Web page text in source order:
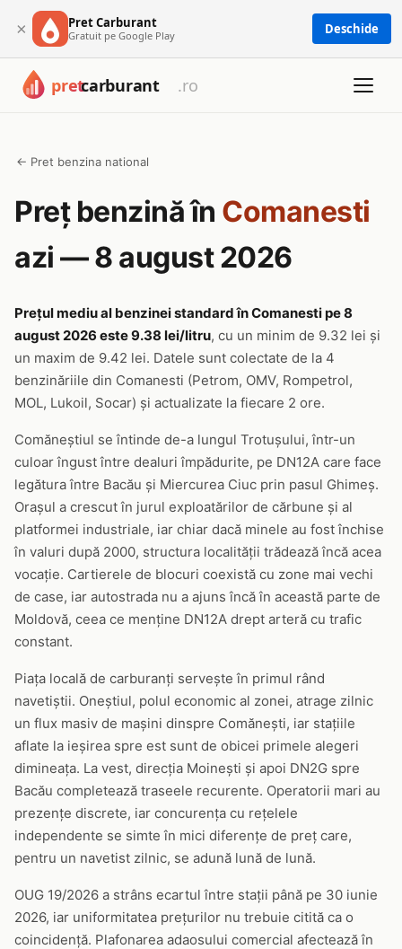
× Pret Carburant
Gratuit pe Google Play Deschide
← Pret benzina national
Preț benzină în Comanesti
azi — 8 august 2026
Prețul mediu al benzinei standard în Comanesti pe 8
august 2026 este 9.38 lei/litru, cu un minim de 9.32 lei și
un maxim de 9.42 lei. Datele sunt colectate de la 4
benzinăriile din Comanesti (Petrom, OMV, Rompetrol,
MOL, Lukoil, Socar) și actualizate la fiecare 2 ore.
Comăneștiul se întinde de-a lungul Trotușului, într-un
culoar îngust între dealuri împădurite, pe DN12A care face
legătura între Bacău și Miercurea Ciuc prin pasul Ghimeș.
Orașul a crescut în jurul exploatărilor de cărbune și al
platformei industriale, iar chiar dacă minele au fost închise
în valuri după 2000, structura localității trădează încă acea
vocație. Cartierele de blocuri coexistă cu zone mai vechi
de case, iar autostrada nu a ajuns încă în această parte de
Moldovă, ceea ce menține DN12A drept arteră cu trafic
constant.
Piața locală de carburanți servește în primul rând
navetiștii. Oneștiul, polul economic al zonei, atrage zilnic
un flux masiv de mașini dinspre Comănești, iar stațiile
aflate la ieșirea spre est sunt de obicei primele alegeri
dimineața. La vest, direcția Moinești și apoi DN2G spre
Bacău completează traseele recurente. Operatorii mari au
prezențe discrete, iar concurența cu rețelele
independente se simte în mici diferențe de preț care,
pentru un navetist zilnic, se adună lună de lună.
OUG 19/2026 a strâns ecartul între stații până pe 30 iunie
2026, iar uniformitatea prețurilor nu trebuie citită ca o
coincidență. Plafonarea adaosului comercial afectează în